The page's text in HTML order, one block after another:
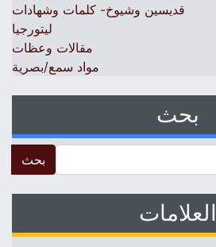
قديسين وشيوخ- كلمات وشهادات
ليتورجيا
مقالات وعظات
مواد سمع/بصرية
بحث
العلامات